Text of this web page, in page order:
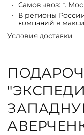
Самовывоз: г.
В регионы
компаний в
Условия доставки